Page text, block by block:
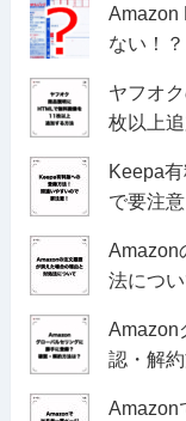
Amazon
ない！
ヤフオ
枚以上
Keepa
で要注意
Amazon
法につ
Amazon
認・解
Amazon